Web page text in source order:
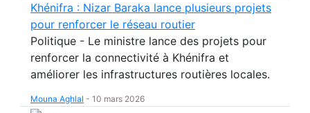
Khénifra : Nizar Baraka lance plusieurs projets
pour renforcer le réseau routier
Politique - Le ministre lance des projets pour
renforcer la connectivité à Khénifra et
améliorer les infrastructures routières locales.
Mouna Aghlal - 10 mars 2026